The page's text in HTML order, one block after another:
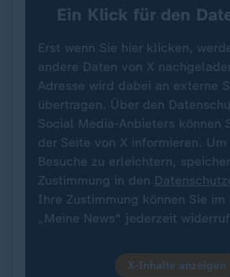
Ein Klick für den
Erst wenn Sie hier klicken,
andere Daten von X
Adresse wird dabei an externe
übertragen. Über den
Social Media-Anbieters können
der Seite von X informieren.
Besuche zu erleichtern,
Zustimmung in den
Ihre Zustimmung können Sie im
„Meine News“ jederzeit
X-Inhalte anzeigen